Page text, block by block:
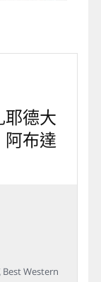
德大
阿布達
Western